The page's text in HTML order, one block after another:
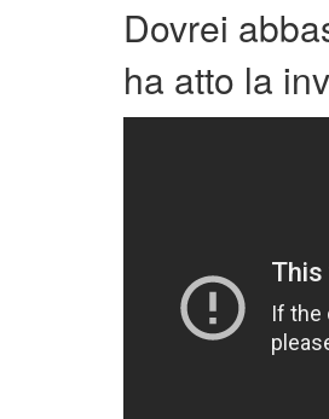
Dovrei
ha atto la